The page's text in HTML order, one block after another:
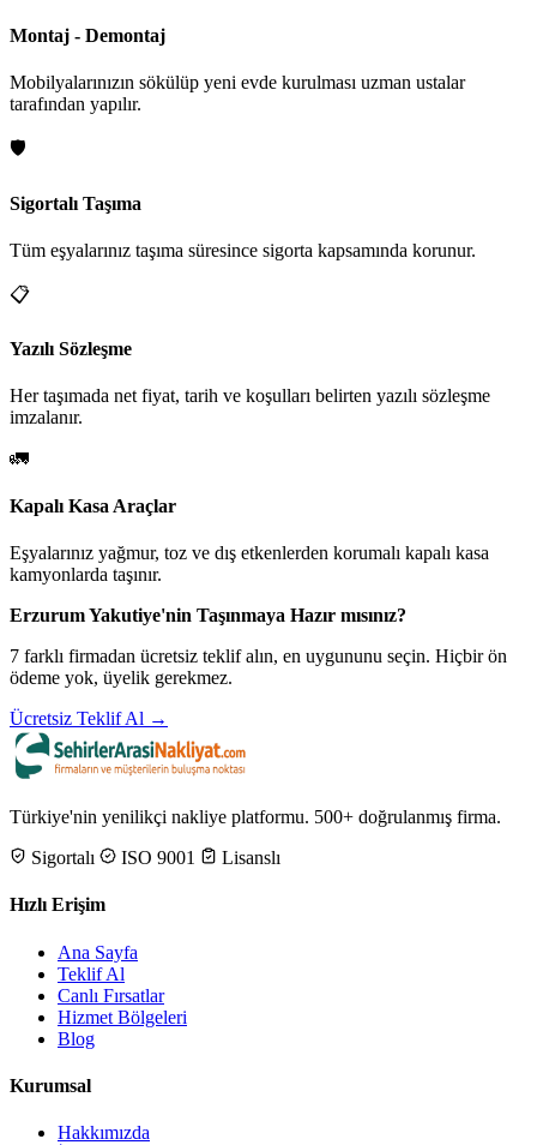
Montaj - Demontaj
Mobilyalarınızın sökülüp yeni evde kurulması uzman ustalar
tarafından yapılır.
🛡️
Sigortalı Taşıma
Tüm eşyalarınız taşıma süresince sigorta kapsamında korunur.
📋
Yazılı Sözleşme
Her taşımada net fiyat, tarih ve koşulları belirten yazılı sözleşme
imzalanır.
🚛
Kapalı Kasa Araçlar
Eşyalarınız yağmur, toz ve dış etkenlerden korumalı kapalı kasa
kamyonlarda taşınır.
Erzurum Yakutiye'nin Taşınmaya Hazır mısınız?
7 farklı firmadan ücretsiz teklif alın, en uygununu seçin. Hiçbir ön
ödeme yok, üyelik gerekmez.
Ücretsiz Teklif Al →
Türkiye'nin yenilikçi nakliye platformu. 500+ doğrulanmış firma.
Sigortalı
ISO 9001 Lisanslı
Hızlı Erişim
Ana Sayfa
Teklif Al
Canlı Fırsatlar
Hizmet Bölgeleri
Blog
Kurumsal
Hakkımızda